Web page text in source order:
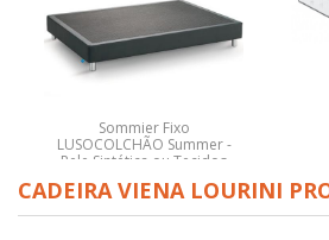
Sommier Fixo
LUSOCOLCHÃO Summer -
Pele Sintética ou Tecidos
CADEIRA VIENA LOURINI